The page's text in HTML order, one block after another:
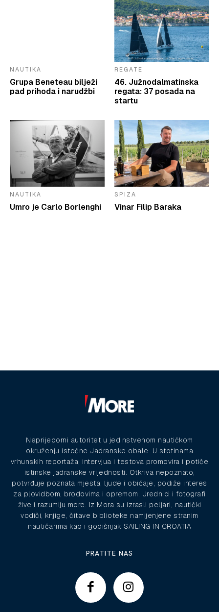
NAUTIKA
Grupa Beneteau bilježi
pad prihoda i narudžbi
REGATE
46. Južnodalmatinska
regata: 37 posada na
startu
NAUTIKA
Umro je Carlo Borlenghi
SPIZA
Vinar Filip Baraka
Neprijeporni autoritet u jedinstvenom nautičkom
okruženju istočne Jadranske obale. U stotinama
vrhunskih reportaža, intervjua i testova promovira i potiče
istinske jadranske vrijednosti. Otkriva nepoznato,
potvrđuje poznata mjesta, ljude i običaje, podiže interes
za plovidbom, brodovima i opremom. Urednici i fotografi
žive i razumiju more. Iz Mora su izrasli peljari, nautički
vodiči, knjige, čitave biblioteke namijenjene stranim
nautičarima kao i godišnjak SAILING IN CROATIA
PRATITE NAS